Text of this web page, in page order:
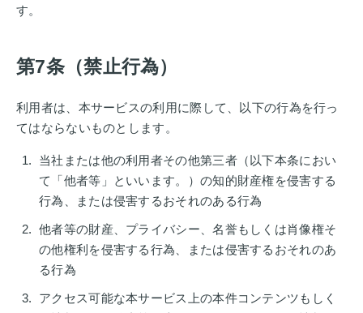
す。
第7条（禁止行為）
利用者は、本サービスの利用に際して、以下の行為を行っ
てはならないものとします。
当社または他の利用者その他第三者（以下本条におい
て「他者等」といいます。）の知的財産権を侵害する
行為、または侵害するおそれのある行為
他者等の財産、プライバシー、名誉もしくは肖像権そ
の他権利を侵害する行為、または侵害するおそれのあ
る行為
アクセス可能な本サービス上の本件コンテンツもしく